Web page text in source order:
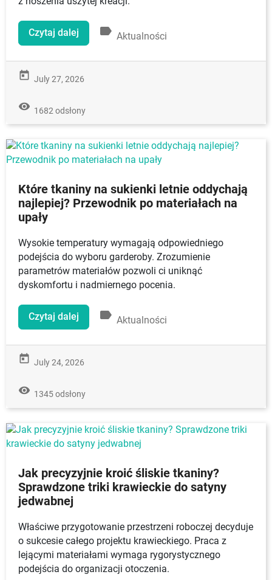
Czytaj dalej label Aktualności
today July 27, 2026
remove_red_eye 1682 odsłony
Które tkaniny na sukienki letnie oddychają
najlepiej? Przewodnik po materiałach na
upały
Wysokie temperatury wymagają odpowiedniego
podejścia do wyboru garderoby. Zrozumienie
parametrów materiałów pozwoli ci uniknąć
dyskomfortu i nadmiernego pocenia.
Czytaj dalej label Aktualności
today July 24, 2026
remove_red_eye 1345 odsłony
Jak precyzyjnie kroić śliskie tkaniny?
Sprawdzone triki krawieckie do satyny
jedwabnej
Właściwe przygotowanie przestrzeni roboczej decyduje
o sukcesie całego projektu krawieckiego. Praca z
lejącymi materiałami wymaga rygorystycznego
podejścia do organizacji otoczenia.